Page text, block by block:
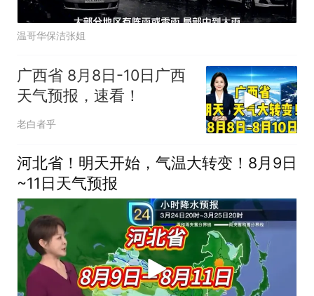
温哥华保洁张姐
广西省 8月8日-10日广西
天气预报，速看！
老白者乎
河北省！明天开始，气温大转变！8月9日
~11日天气预报